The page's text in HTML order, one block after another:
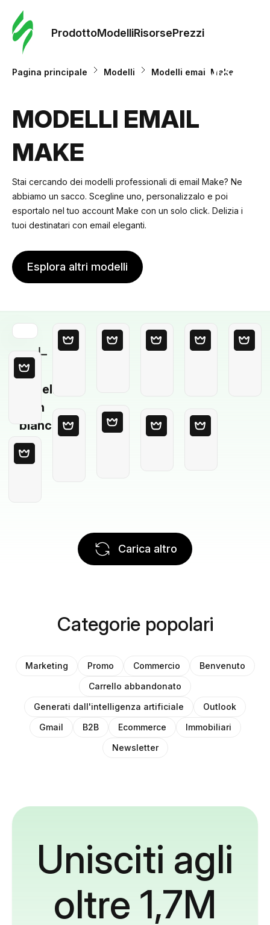
ProdottoModelliRisorsePrezzi
Modelli
Pagina principale Modelli Modelli email Make
MODELLI EMAIL
MAKE
Stai cercando dei modelli professionali di email Make? Ne
abbiamo un sacco. Scegline uno, personalizzalo e poi
esportalo nel tuo account Make con un solo click. Delizia i
tuoi destinatari con email eleganti.
Esplora altri modelli
Modello
in
bianco
Carica altro
Categorie popolari
Marketing Promo Commercio
Benvenuto
Carrello abbandonato
Generati dall'intelligenza artificiale
Outlook
Gmail
B2B Ecommerce
Immobiliari
Newsletter
Unisciti agli
oltre 1,7M